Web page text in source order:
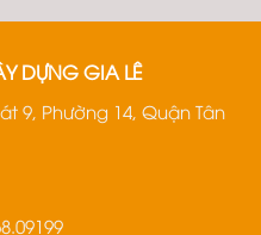
DỰNG GIA LÊ
9, Phường 14, Quận Tân